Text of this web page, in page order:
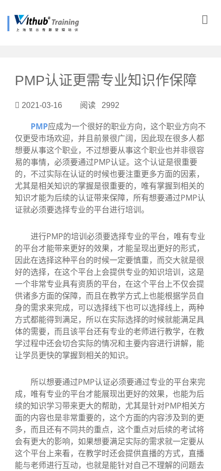
PMP认证更需专业知识作保障
2021-03-16 阅读 2992
PMP应成为一个很好的职业方向，这个职业方向不
仅更受市场欢迎，并且前景很广阔，因此现在很多人都
想要从事这个职业，不过想要从事这个职业也并非很容
易的事情，必须要通过PMP认证。这个认证是很重要
的，不过实际在认证的时候也要注重更多方面的因素，
尤其是相关知识的掌握是很重要的，唯有掌握到相关的
知识才能为后续的认证带来保障，所有想要通过PMP认
证就必须要选择专业的平台进行培训。
进行PMP的培训必须要选择专业的平台，唯有专业
的平台才能带来更好的效果，才能呈现出更好的形式，
因此在选择这种平台的时候一定要慎重，而交大就是很
好的选择，在这个平台上会提供专业的知识培训，这是
一个非常专业具有资质的平台，在这个平台上不仅会提
供诸多方面的保障，而且在教学方式上也能根据学员自
身的需求来完成，可以选择线下也可以选择线上，两种
方式都能得到满足，所以在实际选择的时候就能满足具
体的需要，而且该平台还有专业的老师进行教学，在教
学过程中还会切合实际的情况和主要内容进行讲解，能
让学员更快的掌握到相关的知识。
所以想要通过PMP认证必须要通过专业的平台来完
成，唯有专业的平台才能展现出更好的效果，也能为后
续的知识学习带来更大的帮助，尤其是针对PMP相关方
面的内容也是非常重要的，这个方面的内容涉及到的更
多，而且还有不同共的重点，这个重点对后续的考试将
会有更大的影响，如果想要满足实际的需求就一定要从
这个平台上来看，在教学时还会提供直播的方式，直播
能与老师进行互动，也就是能针对自己不理解的问题去